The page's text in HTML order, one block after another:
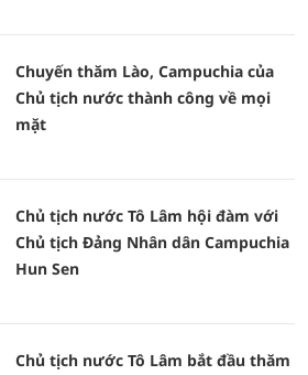
Chuyến thăm Lào, Campuchia của
Chủ tịch nước thành công về mọi
mặt
Chủ tịch nước Tô Lâm hội đàm với
Chủ tịch Đảng Nhân dân Campuchia
Hun Sen
Chủ tịch nước Tô Lâm bắt đầu thăm